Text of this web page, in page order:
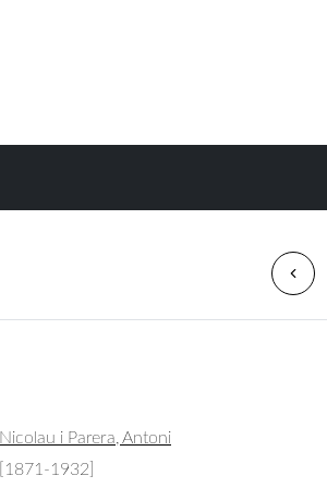
Nicolau i Parera, Antoni
[1871-1932]